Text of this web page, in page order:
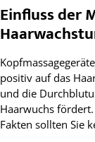
Einfluss der
positiv auf das
und die
Haarwuchs
Fakten sollten Sie